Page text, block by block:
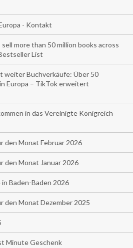
- Kontakt
more than 50 million books across
List
weiter Buchverkäufe: Über 50
Europa – TikTok erweitert
in das Vereinigte Königreich
den Monat Februar 2026
den Monat Januar 2026
in Baden-Baden 2026
den Monat Dezember 2025
Minute Geschenk